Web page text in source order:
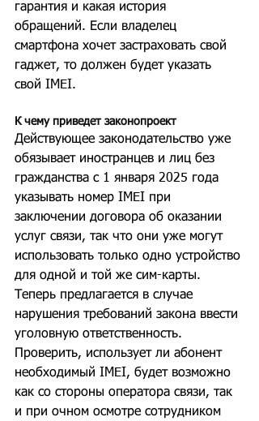
гарантия и какая история
обращений. Если владелец
смартфона хочет застраховать свой
гаджет, то должен будет указать
свой IMEI.
К чему приведет законопроект
Действующее законодательство уже
обязывает иностранцев и лиц без
гражданства с 1 января 2025 года
указывать номер IMEI при
заключении договора об оказании
услуг связи, так что они уже могут
использовать только одно устройство
для одной и той же сим-карты.
Теперь предлагается в случае
нарушения требований закона ввести
уголовную ответственность.
Проверить, использует ли абонент
необходимый IMEI, будет возможно
как со стороны оператора связи, так
и при очном осмотре сотрудником